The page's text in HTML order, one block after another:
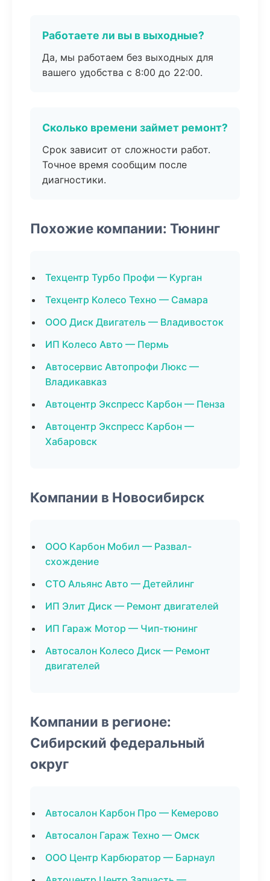
Работаете ли вы в выходные?
Да, мы работаем без выходных для
вашего удобства с 8:00 до 22:00.
Сколько времени займет ремонт?
Срок зависит от сложности работ.
Точное время сообщим после
диагностики.
Похожие компании: Тюнинг
Техцентр Турбо Профи — Курган
Техцентр Колесо Техно — Самара
ООО Диск Двигатель — Владивосток
ИП Колесо Авто — Пермь
Автосервис Автопрофи Люкс —
Владикавказ
Автоцентр Экспресс Карбон — Пенза
Автоцентр Экспресс Карбон —
Хабаровск
Компании в Новосибирск
ООО Карбон Мобил — Развал-
схождение
СТО Альянс Авто — Детейлинг
ИП Элит Диск — Ремонт двигателей
ИП Гараж Мотор — Чип-тюнинг
Автосалон Колесо Диск — Ремонт
двигателей
Компании в регионе:
Сибирский федеральный
округ
Автосалон Карбон Про — Кемерово
Автосалон Гараж Техно — Омск
ООО Центр Карбюратор — Барнаул